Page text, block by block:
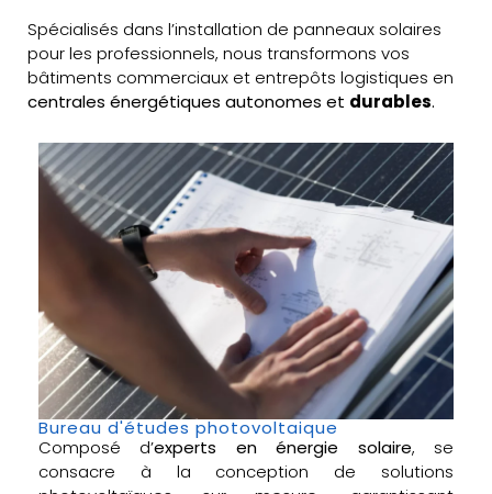
Spécialisés dans l’installation de panneaux solaires
pour les professionnels, nous transformons vos
bâtiments commerciaux et entrepôts logistiques en
centrales énergétiques autonomes et durables.
Bureau d'études photovoltaique
Composé d’experts en énergie solaire, se
consacre à la conception de solutions